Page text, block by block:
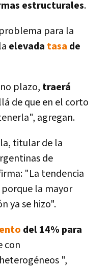
estructurales.
para la
elevada tasa de
plazo, traerá
de que en el corto
agregan.
titular de la
de
"La tendencia
la mayor
ya se hizo".
del 14% para
con
",